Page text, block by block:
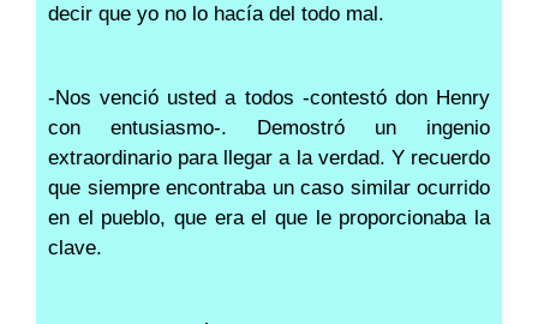
decir que yo no lo hacía del todo mal.
-Nos venció usted a todos -contestó don Henry
con entusiasmo-. Demostró un ingenio
extraordinario para llegar a la verdad. Y recuerdo
que siempre encontraba un caso similar ocurrido
en el pueblo, que era el que le proporcionaba la
clave.